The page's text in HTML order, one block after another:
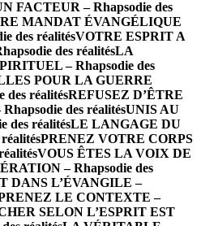
FACTEUR – Rhapsodie des
MANDAT ÉVANGÉLIQUE
des réalitésVOTRE ESPRIT A
des réalitésLA
– Rhapsodie des
POUR LA GUERRE
réalitésREFUSEZ D’ÊTRE
des réalitésUNIS AU
des réalitésLE LANGAGE DU
PRENEZ VOTRE CORPS
VOUS ÊTES LA VOIX DE
– Rhapsodie des
DANS L’ÉVANGILE –
LE CONTEXTE –
SELON L’ESPRIT EST